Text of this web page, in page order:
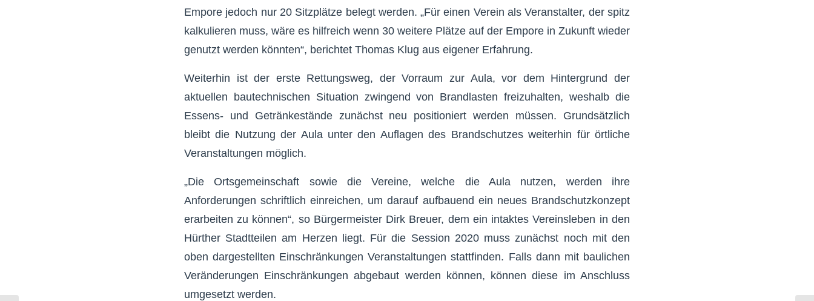
Empore jedoch nur 20 Sitzplätze belegt werden. „Für einen Verein als Veranstalter, der spitz
kalkulieren muss, wäre es hilfreich wenn 30 weitere Plätze auf der Empore in Zukunft wieder
genutzt werden könnten“, berichtet Thomas Klug aus eigener Erfahrung.
Weiterhin ist der erste Rettungsweg, der Vorraum zur Aula, vor dem Hintergrund der
aktuellen bautechnischen Situation zwingend von Brandlasten freizuhalten, weshalb die
Essens- und Getränkestände zunächst neu positioniert werden müssen. Grundsätzlich
bleibt die Nutzung der Aula unter den Auflagen des Brandschutzes weiterhin für örtliche
Veranstaltungen möglich.
„Die Ortsgemeinschaft sowie die Vereine, welche die Aula nutzen, werden ihre
Anforderungen schriftlich einreichen, um darauf aufbauend ein neues Brandschutzkonzept
erarbeiten zu können“, so Bürgermeister Dirk Breuer, dem ein intaktes Vereinsleben in den
Hürther Stadtteilen am Herzen liegt. Für die Session 2020 muss zunächst noch mit den
oben dargestellten Einschränkungen Veranstaltungen stattfinden. Falls dann mit baulichen
Veränderungen Einschränkungen abgebaut werden können, können diese im Anschluss
umgesetzt werden.